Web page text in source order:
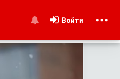
Войти